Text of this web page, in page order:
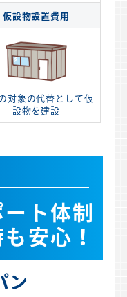
仮設物設置費用
対象の代替として仮
設物を建設
ト体制
安心！
ン